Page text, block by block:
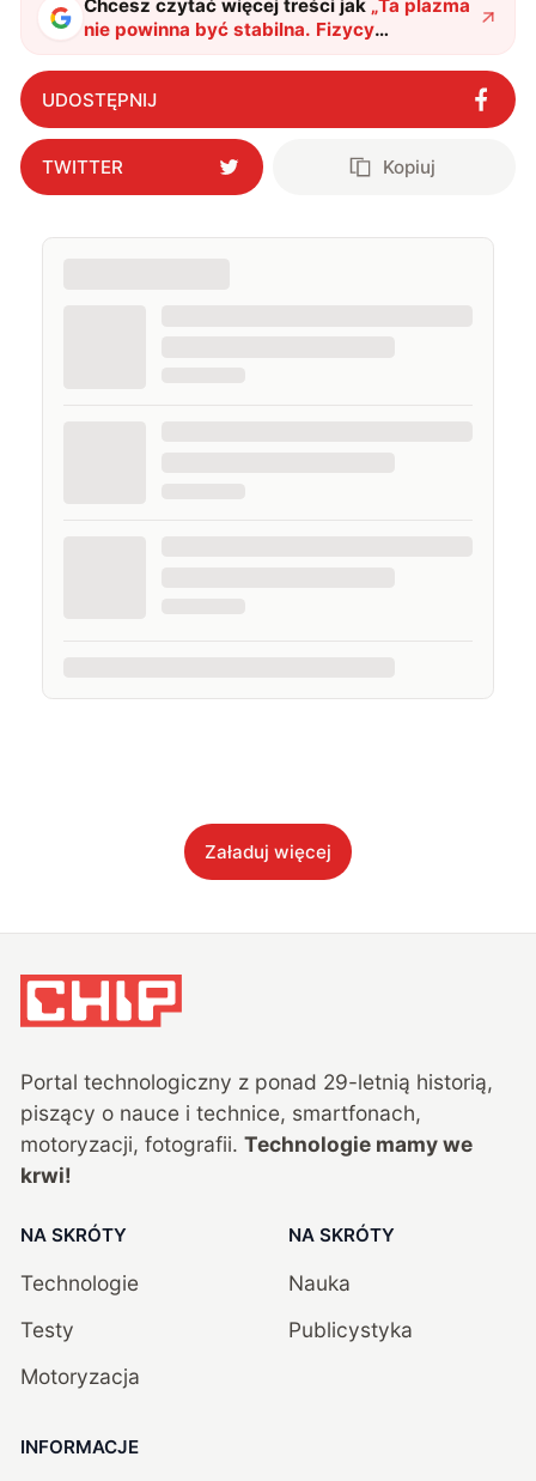
Chcesz czytać więcej treści jak „Ta plazma
nie powinna być stabilna. Fizycy
przekroczyli znaną granicę aż 10-krotnie"?
UDOSTĘPNIJ
TWITTER Kopiuj
Załaduj więcej
Portal technologiczny z ponad 29-letnią historią,
piszący o nauce i technice, smartfonach,
motoryzacji, fotografii. Technologie mamy we
krwi!
NA SKRÓTY
Technologie
Testy
Motoryzacja
NA SKRÓTY
Nauka
Publicystyka
INFORMACJE